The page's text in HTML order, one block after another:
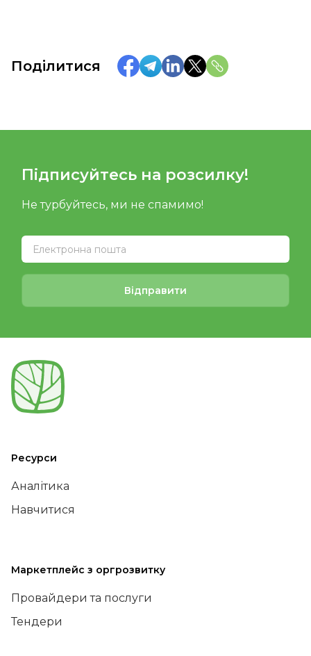
Поділитися
Підписуйтесь на розсилку!
Не турбуйтесь, ми не спамимо!
Відправити
Ресурси
Аналітика
Навчитися
Маркетплейс з оргрозвитку
Провайдери та послуги
Тендери